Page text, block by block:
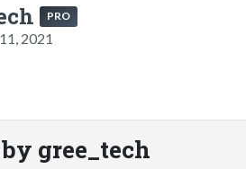
PRO
2021
gree_tech